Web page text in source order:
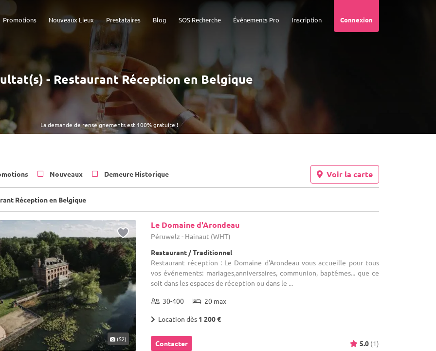
Connexion
Inscription
Événements Pro
SOS Recherche
Blog
Prestataires
Nouveaux Lieux
Promotions
La demande de renseignements est 100% gratuite !
- Restaurant Réception en Belgique
Nouveaux Demeure Historique Voir la carte
Réception en Belgique
(52)
Le Domaine d'Arondeau
Péruwelz - Hainaut (WHT)
Restaurant / Traditionnel
Restaurant réception : Le Domaine d'Arondeau vous accueille pour tous
vos événements: mariages,anniversaires, communion, baptêmes... que ce
soit dans les espaces de réception ou dans le ...
30-400 20 max
Location dès 1 200 €
Contacter 5.0 (1)